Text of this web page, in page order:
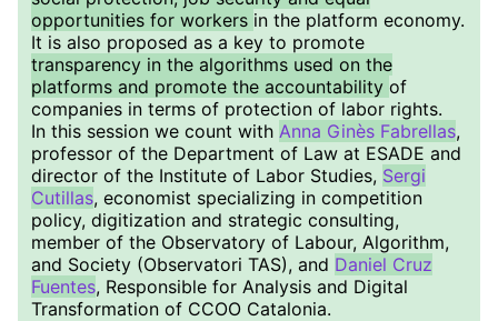
opportunities for workers in the platform economy.
It is also proposed as a key to promote
transparency in the algorithms used on the
platforms and promote the accountability of
companies in terms of protection of labor rights.
In this session we count with Anna Ginès Fabrellas,
professor of the Department of Law at ESADE and
director of the Institute of Labor Studies, Sergi
Cutillas, economist specializing in competition
policy, digitization and strategic consulting,
member of the Observatory of Labour, Algorithm,
and Society (Observatori TAS), and Daniel Cruz
Fuentes, Responsible for Analysis and Digital
Transformation of CCOO Catalonia.